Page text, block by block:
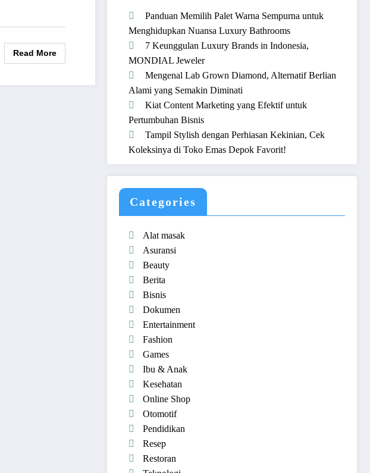
Read More
Panduan Memilih Palet Warna Sempurna untuk
Menghidupkan Nuansa Luxury Bathrooms
7 Keunggulan Luxury Brands in Indonesia,
MONDIAL Jeweler
Mengenal Lab Grown Diamond, Alternatif Berlian
Alami yang Semakin Diminati
Kiat Content Marketing yang Efektif untuk
Pertumbuhan Bisnis
Tampil Stylish dengan Perhiasan Kekinian, Cek
Koleksinya di Toko Emas Depok Favorit!
Categories
Alat masak
Asuransi
Beauty
Berita
Bisnis
Dokumen
Entertainment
Fashion
Games
Ibu & Anak
Kesehatan
Online Shop
Otomotif
Pendidikan
Resep
Restoran